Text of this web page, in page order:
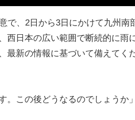
で、2日から3日にかけて九州南
西日本の広い範囲で断続的に雨
最新の情報に基づいて備えてく
。この後どうなるのでしょうか」